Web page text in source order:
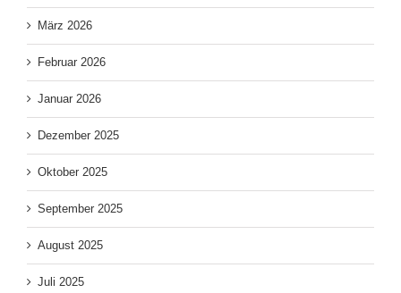
März 2026
Februar 2026
Januar 2026
Dezember 2025
Oktober 2025
September 2025
August 2025
Juli 2025